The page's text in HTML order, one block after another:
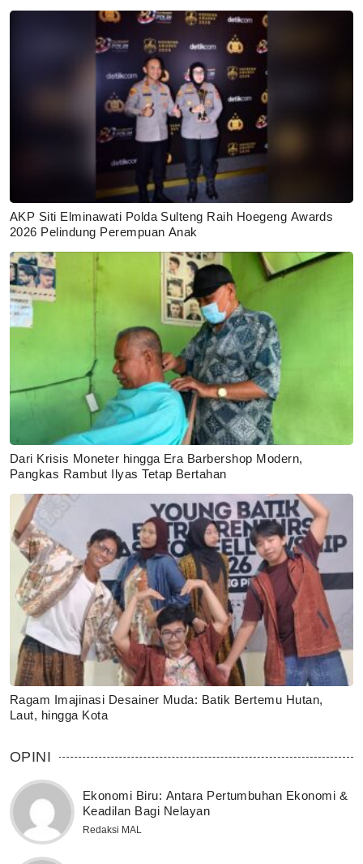
AKP Siti Elminawati Polda Sulteng Raih Hoegeng Awards
2026 Pelindung Perempuan Anak
Dari Krisis Moneter hingga Era Barbershop Modern,
Pangkas Rambut Ilyas Tetap Bertahan
Ragam Imajinasi Desainer Muda: Batik Bertemu Hutan,
Laut, hingga Kota
OPINI
Ekonomi Biru: Antara Pertumbuhan Ekonomi &
Keadilan Bagi Nelayan
Redaksi MAL